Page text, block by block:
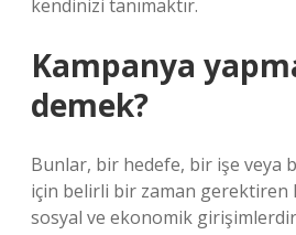
kendinizi tanımaktır.
Kampanya
demek?
Bunlar, bir hedefe, bir işe veya
için belirli bir zaman
sosyal ve ekonomik